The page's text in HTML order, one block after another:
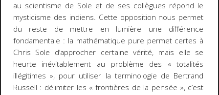
au scientisme de Sole et de ses collègues répond le
mysticisme des indiens. Cette opposition nous permet
du reste de mettre en lumière une différence
fondamentale : la mathématique pure permet certes à
Chris Sole d’approcher certaine vérité, mais elle se
heurte inévitablement au problème des « totalités
illégitimes », pour utiliser la terminologie de Bertrand
Russell : délimiter les « frontières de la pensée », c’est